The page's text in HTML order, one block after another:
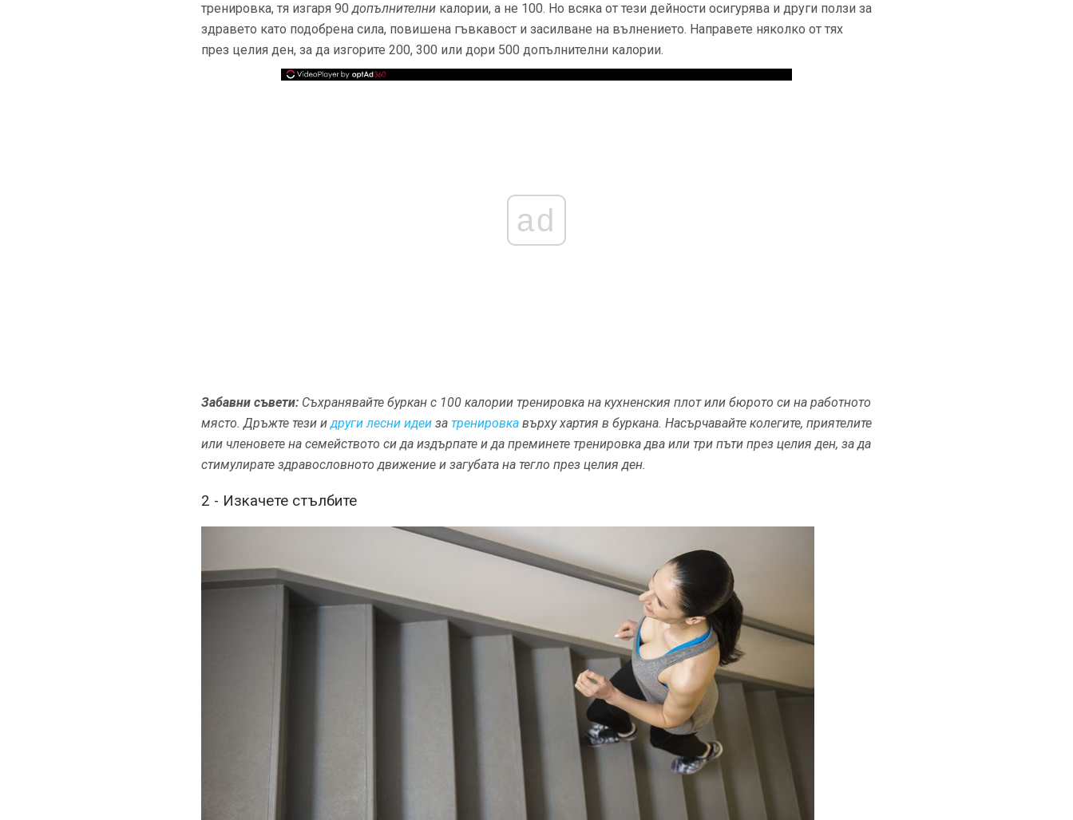
тренировка, тя изгаря 90допълнителни калории, а не 100. Но всяка от тези дейности осигурява и други ползи за
здравето като подобрена сила, повишена гъвкавост и засилване на вълнението. Направете няколко от тях
през целия ден, за да изгорите 200, 300 или дори 500 допълнителни калории.
ad
Забавни съвети: Съхранявайте буркан с 100 калории тренировка на кухненския плот или бюрото си на работното
място. Дръжте тези идруги лесни идеи за тренировка върху хартия в буркана. Насърчавайте колегите, приятелите
или членовете на семейството си да издърпате и да преминете тренировка два или три пъти през целия ден, за да
стимулирате здравословното движение и загубата на тегло през целия ден.
2 - Изкачете стълбите